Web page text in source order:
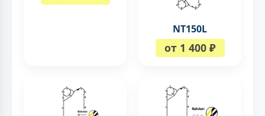
NT150L
от 1 400 ₽